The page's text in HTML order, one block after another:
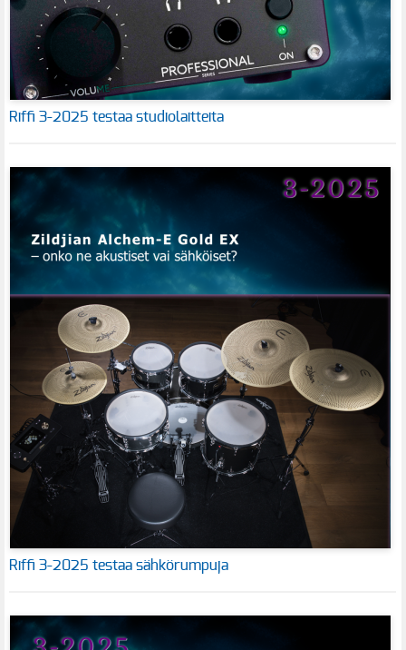
Riffi 3-2025 testaa studiolaitteita
Riffi 3-2025 testaa sähkörumpuja